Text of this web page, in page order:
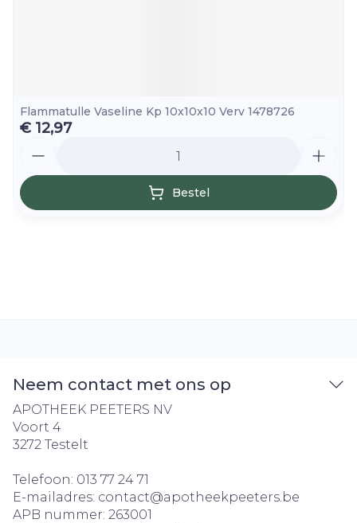
Flammatulle Vaseline Kp 10x10x10 Verv 1478726
€ 12,97
Bestel
Neem contact met ons op
APOTHEEK PEETERS NV
Voort 4
3272 Testelt
Telefoon: 013 77 24 71
E-mailadres: contact@apotheekpeeters.be
APB nummer: 263001